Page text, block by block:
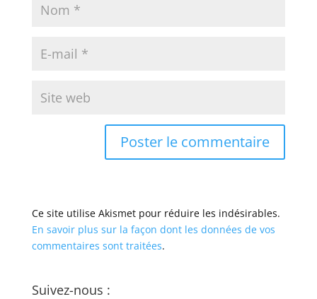
Ce site utilise Akismet pour réduire les indésirables.
En savoir plus sur la façon dont les données de vos
commentaires sont traitées.
Suivez-nous :